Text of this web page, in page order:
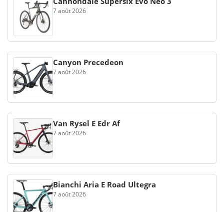
7 août 2026
Canyon Precedeon
7 août 2026
Van Rysel E Edr Af
7 août 2026
Bianchi Aria E Road Ultegra
7 août 2026